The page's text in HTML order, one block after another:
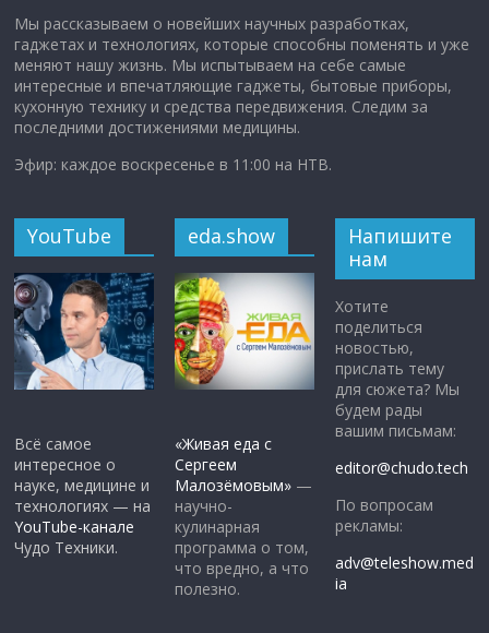
Мы рассказываем о новейших научных разработках,
гаджетах и технологиях, которые способны поменять и уже
меняют нашу жизнь. Мы испытываем на себе самые
интересные и впечатляющие гаджеты, бытовые приборы,
кухонную технику и средства передвижения. Следим за
последними достижениями медицины.
Эфир: каждое воскресенье в 11:00 на НТВ.
YouTube
Всё самое
интересное о
науке, медицине и
технологиях — на
YouTube-канале
Чудо Техники.
eda.show
«Живая еда с
Сергеем
Малозёмовым» —
научно-
кулинарная
программа о том,
что вредно, а что
полезно.
Напишите
нам
Хотите
поделиться
новостью,
прислать тему
для сюжета? Мы
будем рады
вашим письмам:
editor@chudo.tech
По вопросам
рекламы:
adv@teleshow.med
ia